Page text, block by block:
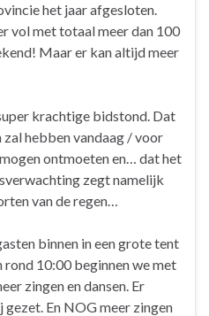
het jaar afgesloten.
vol met totaal meer dan 100
Maar er kan altijd meer
krachtige bidstond. Dat
zal hebben vandaag / voor
ontmoeten en… dat het
zegt namelijk
van de regen…
binnen in een grote tent
10:00 beginnen we met
zingen en dansen. Er
En NOG meer zingen